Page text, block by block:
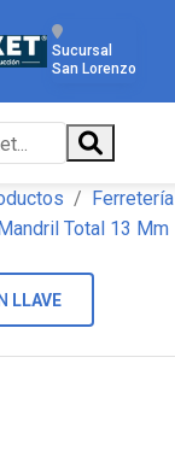
Sucursal
San Lorenzo
Ferretería
Total 13 Mm
LLAVE